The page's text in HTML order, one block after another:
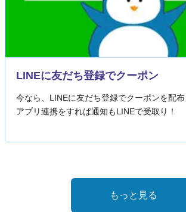
LINEに友だち登録でクーポン
今なら、LINEに友だち登録でクーポンを配布
アプリ連携をすれば通知もLINEで受取り！
もっと見る